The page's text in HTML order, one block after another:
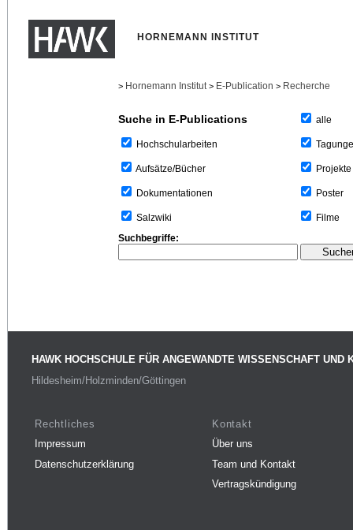
HORNEMANN INSTITUT
> Hornemann Institut > E-Publication > Recherche
Suche in E-Publications
Hochschularbeiten
Aufsätze/Bücher
Dokumentationen
Salzwiki
alle
Projekte
Poster
Filme
Suchbegriffe:
HAWK HOCHSCHULE FÜR ANGEWANDTE WISSENSCHAFT UND
Hildesheim/Holzminden/Göttingen
Rechtliches
Impressum
Datenschutzerklärung
Kontakt
Über uns
Team und Kontakt
Vertragskündigung